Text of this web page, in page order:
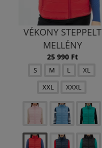
VÉKONY STEPPELT
MELLÉNY
25 990 Ft
S M L
XL
XXL
XXXL